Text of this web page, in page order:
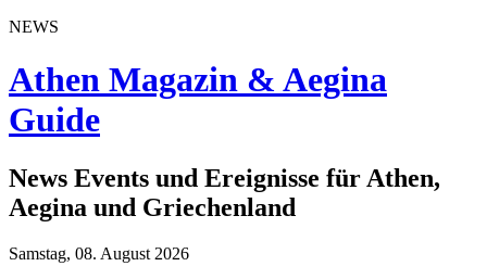
NEWS
Athen Magazin & Aegina
Guide
News Events und Ereignisse für Athen,
Aegina und Griechenland
Samstag, 08. August 2026